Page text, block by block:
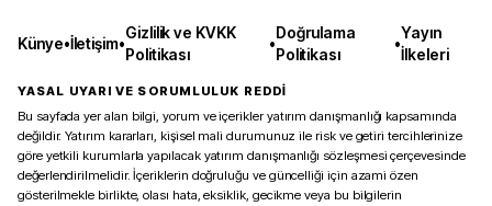
Künye•İletişim•
Gizlilik ve KVKK
Politikası
•
Doğrulama
Politikası
•
Yayın
İlkeleri
YASAL UYARI VE SORUMLULUK REDDİ
Bu sayfada yer alan bilgi, yorum ve içerikler yatırım danışmanlığı kapsamında
değildir. Yatırım kararları, kişisel mali durumunuz ile risk ve getiri tercihlerinize
göre yetkili kurumlarla yapılacak yatırım danışmanlığı sözleşmesi çerçevesinde
değerlendirilmelidir. İçeriklerin doğruluğu ve güncelliği için azami özen
gösterilmekle birlikte, olası hata, eksiklik, gecikme veya bu bilgilerin